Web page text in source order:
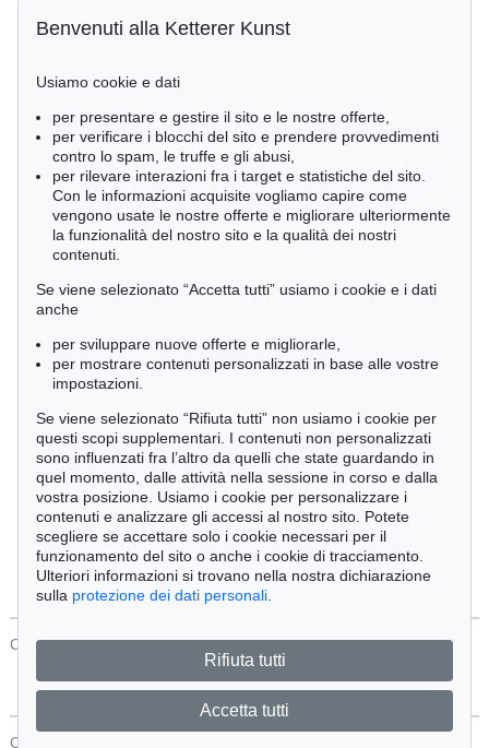
Manoscritti antichi
Libri per bambini
Lifestyle
Pietre miliari delle scienze naturali
Letteratura classica
Economia e diritto
Meraviglie della natura
Cimelia
Ordine:
Tutti gli oggetti
Solo offerte attuali
Solo oggetti venduti
Cerca
CONTATTI Protezione Dei Dati
CONTATTI
Benvenuti alla Ketterer Kunst
Usiamo cookie e dati
per presentare e gestire il sito e le nostre offerte,
per verificare i blocchi del sito e prendere provvedimenti
contro lo spam, le truffe e gli abusi,
per rilevare interazioni fra i target e statistiche del sito.
Con le informazioni acquisite vogliamo capire come
vengono usate le nostre offerte e migliorare ulteriormente
la funzionalità del nostro sito e la qualità dei nostri
contenuti.
Se viene selezionato “Accetta tutti” usiamo i cookie e i dati
anche
per sviluppare nuove offerte e migliorarle,
per mostrare contenuti personalizzati in base alle vostre
impostazioni.
Se viene selezionato “Rifiuta tutti” non usiamo i cookie per
questi scopi supplementari. I contenuti non personalizzati
sono influenzati fra l’altro da quelli che state guardando in
quel momento, dalle attività nella sessione in corso e dalla
vostra posizione. Usiamo i cookie per personalizzare i
contenuti e analizzare gli accessi al nostro sito. Potete
scegliere se accettare solo i cookie necessari per il
funzionamento del sito o anche i cookie di tracciamento.
Ulteriori informazioni si trovano nella nostra dichiarazione
sulla protezione dei dati personali
Rifiuta tutti
Accetta tutti